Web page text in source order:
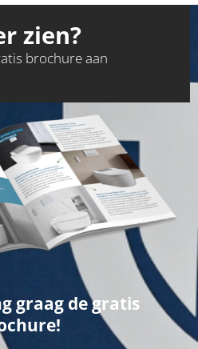
zien?
brochure aan
graag de gratis